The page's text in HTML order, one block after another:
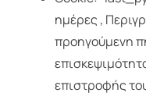
ημέρες ,
προηγούμενη
επιστροφής